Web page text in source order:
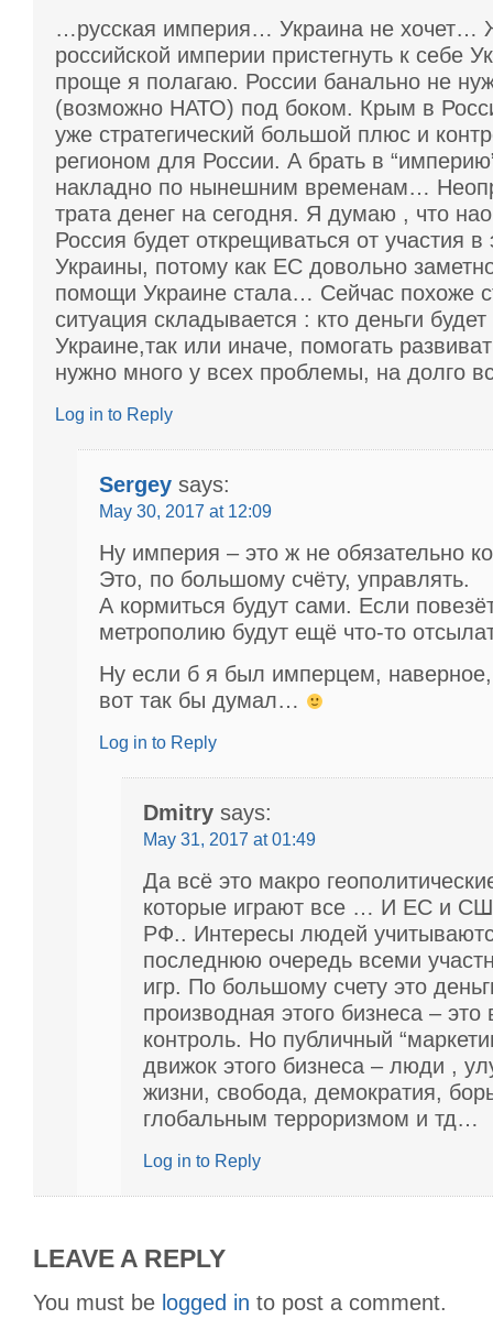
…русская империя… Украина не хочет…
российской империи пристегнуть к себе
проще я полагаю. России банально не
(возможно НАТО) под боком. Крым в
уже стратегический большой плюс и
регионом для России. А брать в
накладно по нынешним временам…
трата денег на сегодня. Я думаю , что
Россия будет открещиваться от участия в
Украины, потому как ЕС довольно
помощи Украине стала… Сейчас похоже
ситуация складывается : кто деньги
Украине,так или иначе, помогать
нужно много у всех проблемы, на долго
Log in to Reply
Sergey says:
May 30, 2017 at 12:09
Ну империя – это ж не обязательно
Это, по большому счёту, управлять.
А кормиться будут сами. Если
метрополию будут ещё что-то
Ну если б я был имперцем,
вот так бы думал…
Log in to Reply
Dmitry says:
May 31, 2017 at 01:49
Да всё это макро
которые играют все … И ЕС и
РФ.. Интересы людей
последнюю очередь всеми
игр. По большому счету это
производная этого бизнеса – это
контроль. Но публичный
движок этого бизнеса – люди ,
жизни, свобода, демократия,
глобальным терроризмом и тд…
Log in to Reply
LEAVE A REPLY
You must be logged in to post a comment.